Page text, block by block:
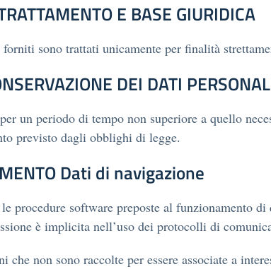
E BASE GIURIDICA
sono trattati unicamente per finalità
DEI DATI
un periodo di tempo non superiore a quello
previsto dagli obblighi di legge.
Dati di navigazione
procedure software preposte al funzionamento
è implicita nell’uso dei protocolli di
che non sono raccolte per essere associate a